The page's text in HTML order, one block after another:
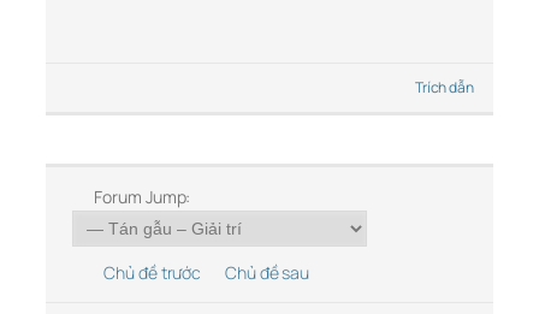
Trích dẫn
Forum Jump:
Chủ đề trước Chủ đề sau